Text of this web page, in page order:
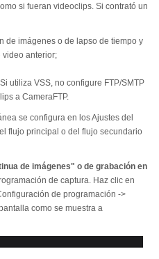
si fueran videoclips. Si contrató un
de imágenes o de lapso de tiempo y
anterior;
utiliza VSS, no configure FTP/SMTP
a CameraFTP.
se configura en los Ajustes del
flujo principal o del flujo secundario
de imágenes" o de grabación en
de captura. Haz clic en
de programación ->
como se muestra a